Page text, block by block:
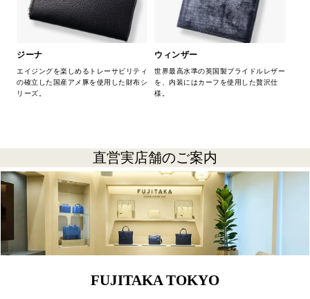
ジーナ
エイジングを楽しめるトレーサビリティ
の確立した国産アメ豚を使用した財布シ
リーズ。
ウィンザー
世界最高水準の英国製ブライドルレザー
を、内装にはカーフを使用した贅沢仕
様。